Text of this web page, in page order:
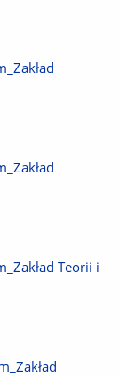
Teorii i